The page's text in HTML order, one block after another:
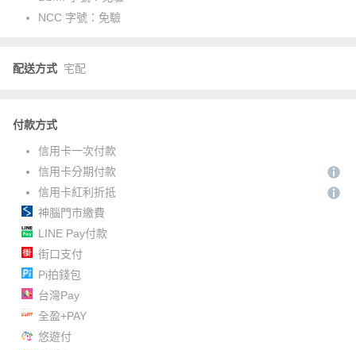
NCC 字號： 免驗
配送方式 宅配
付款方式
信用卡一次付款
信用卡分期付款
信用卡紅利折抵
神腦門市繳費
LINE Pay付款
街口支付
Pi拍錢包
台灣Pay
全盈+PAY
悠遊付